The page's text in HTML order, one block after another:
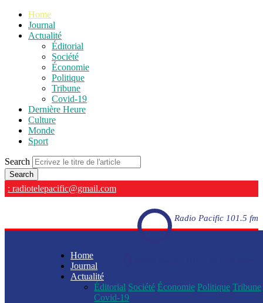
Home
Journal
Actualité
Éditorial
Société
Économie
Politique
Tribune
Covid-19
Dernière Heure
Culture
Monde
Sport
Search
: radiotelepacific@gmail.com
Radio Pacific 101.5 fm
Home
Journal
Actualité
Éditorial Société Économie Politique Tribune
Covid-19